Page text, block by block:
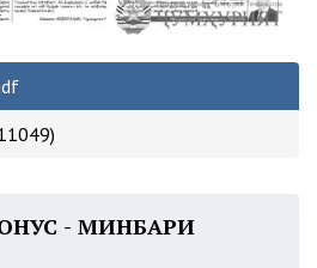
- МИНБАРИ